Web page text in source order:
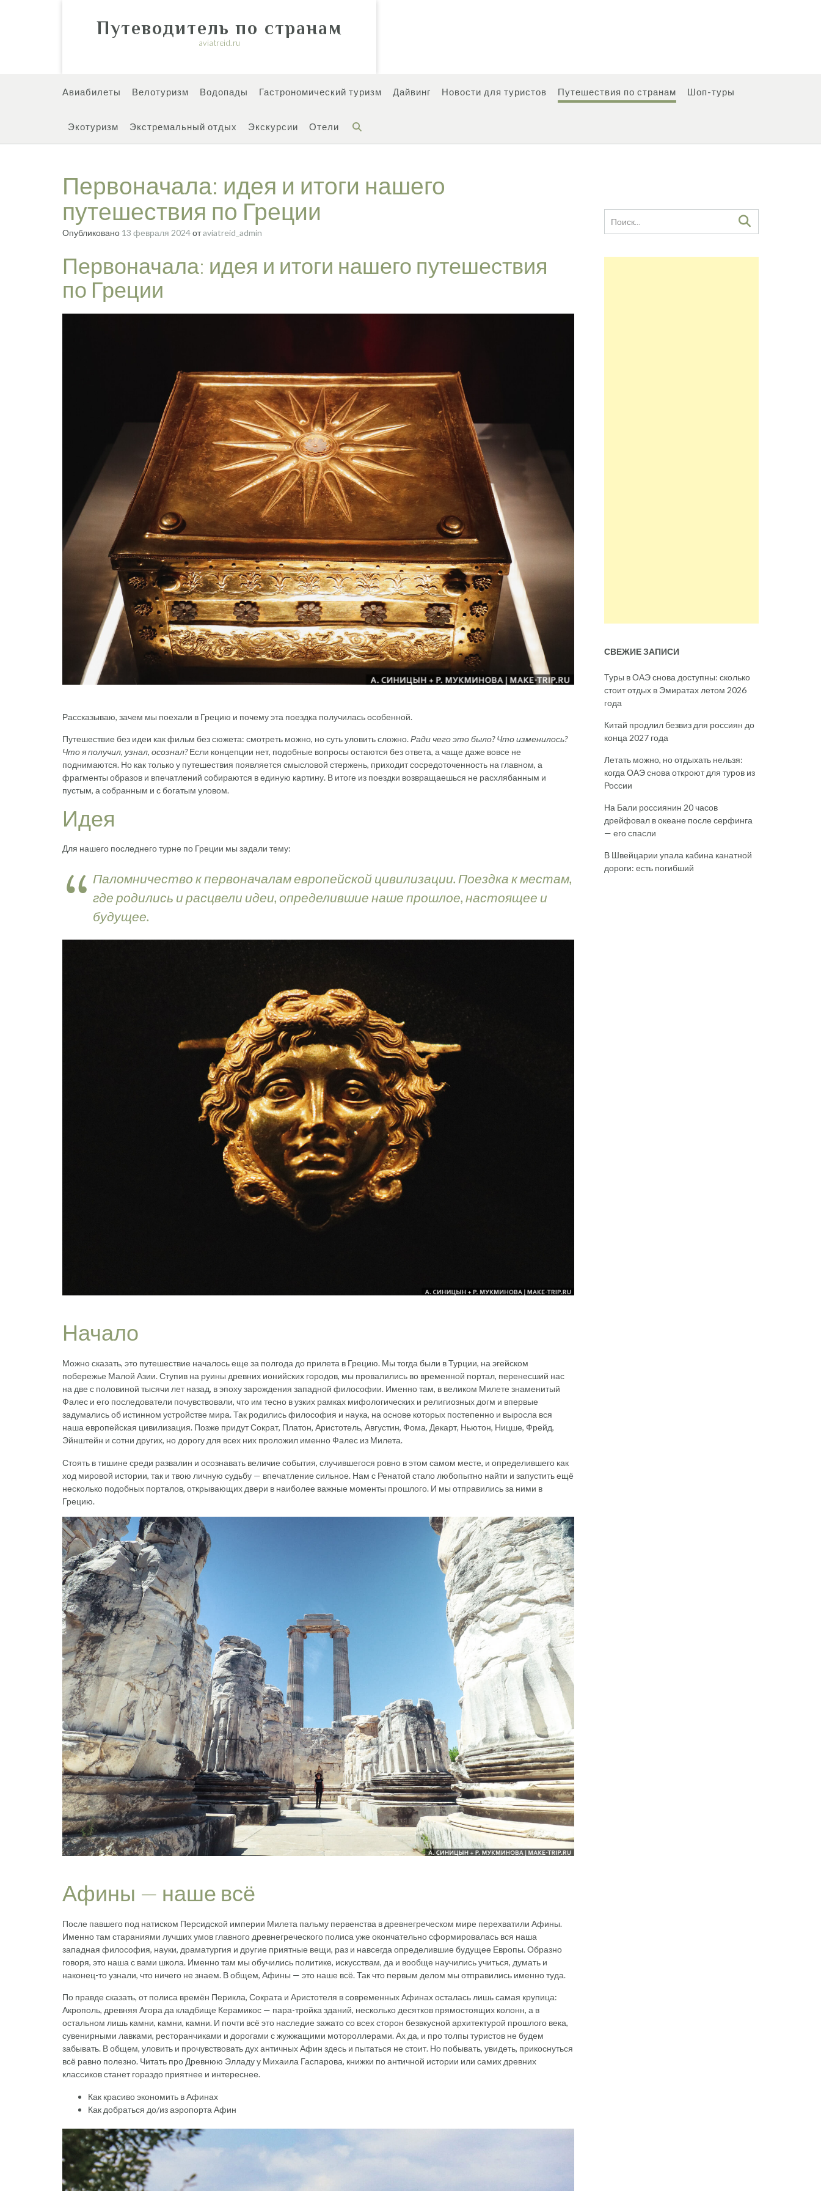
Путеводитель по странам
aviatreid.ru
Авиабилеты Велотуризм Водопады Гастрономический туризм Дайвинг Новости для туристов Путешествия по странам Шоп-туры
Экотуризм Экстремальный отдых Экскурсии Отели
Первоначала: идея и итоги нашего
путешествия по Греции
Опубликовано 13 февраля 2024отaviatreid_admin
Первоначала: идея и итоги нашего путешествия
по Греции
Рассказываю, зачем мы поехали в Грецию и почему эта поездка получилась особенной.
Путешествие без идеи как фильм без сюжета: смотреть можно, но суть уловить сложно.Ради чего это было? Что изменилось?
Что я получил, узнал, осознал?Если концепции нет, подобные вопросы остаются без ответа, а чаще даже вовсе не
поднимаются. Но как только у путешествия появляется смысловой стержень, приходит сосредоточенность на главном, а
фрагменты образов и впечатлений собираются в единую картину. В итоге из поездки возвращаешься не расхлябанным и
пустым, а собранным и с богатым уловом.
Идея
Для нашего последнего турне по Греции мы задали тему:
Паломничество к первоначалам европейской цивилизации. Поездка к местам,
где родились и расцвели идеи, определившие наше прошлое, настоящее и
будущее.
Начало
Можно сказать, это путешествие началось еще за полгода до прилета в Грецию. Мы тогда были в Турции, на эгейском
побережье Малой Азии. Ступив на руины древних ионийских городов, мы провалились во временной портал, перенесший нас
на две с половиной тысячи лет назад, в эпоху зарождения западной философии. Именно там, в великом Милете знаменитый
Фалес и его последователи почувствовали, что им тесно в узких рамках мифологических и религиозных догм и впервые
задумались об истинном устройстве мира. Так родились философия и наука, на основе которых постепенно и выросла вся
наша европейская цивилизация. Позже придут Сократ, Платон, Аристотель, Августин, Фома, Декарт, Ньютон, Ницше, Фрейд,
Эйнштейн и сотни других, но дорогу для всех них проложил именно Фалес из Милета.
Стоять в тишине среди развалин и осознавать величие события, случившегося ровно в этом самом месте, и определившего как
ход мировой истории, так и твою личную судьбу — впечатление сильное. Нам с Ренатой стало любопытно найти и запустить ещё
несколько подобных порталов, открывающих двери в наиболее важные моменты прошлого. И мы отправились за ними в
Грецию.
Афины — наше всё
После павшего под натиском Персидской империи Милета пальму первенства в древнегреческом мире перехватили Афины.
Именно там стараниями лучших умов главного древнегреческого полиса уже окончательно сформировалась вся наша
западная философия, науки, драматургия и другие приятные вещи, раз и навсегда определившие будущее Европы. Образно
говоря, это наша с вами школа. Именно там мы обучились политике, искусствам, да и вообще научились учиться, думать и
наконец-то узнали, что ничего не знаем. В общем, Афины — это наше всё. Так что первым делом мы отправились именно туда.
По правде сказать, от полиса времён Перикла, Сократа и Аристотеля в современных Афинах осталась лишь самая крупица:
Акрополь, древняя Агора да кладбище Керамикос — пара-тройка зданий, несколько десятков прямостоящих колонн, а в
остальном лишь камни, камни, камни. И почти всё это наследие зажато со всех сторон безвкусной архитектурой прошлого века,
сувенирными лавками, ресторанчиками и дорогами с жужжащими мотороллерами. Ах да, и про толпы туристов не будем
забывать. В общем, уловить и прочувствовать дух античных Афин здесь и пытаться не стоит. Но побывать, увидеть, прикоснуться
всё равно полезно. Читать про Древнюю Элладу у Михаила Гаспарова, книжки по античной истории или самих древних
классиков станет гораздо приятнее и интереснее.
Как красиво экономить в Афинах
Как добраться до/из аэропорта Афин
СВЕЖИЕ ЗАПИСИ
Туры в ОАЭ снова доступны: сколько
стоит отдых в Эмиратах летом 2026
года
Китай продлил безвиз для россиян до
конца 2027 года
Летать можно, но отдыхать нельзя:
когда ОАЭ снова откроют для туров из
России
На Бали россиянин 20 часов
дрейфовал в океане после серфинга
— его спасли
В Швейцарии упала кабина канатной
дороги: есть погибший